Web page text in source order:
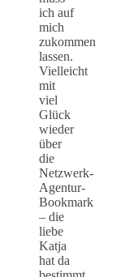
ich auf
mich
zukommen
lassen.
Vielleicht
mit
viel
Glück
wieder
über
die
Netzwerk-
Agentur-
Bookmark
– die
liebe
Katja
hat da